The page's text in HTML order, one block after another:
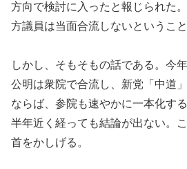
方向で検討に入ったと報じられた
方議員は当面合流しないということ
しかし、そもそもの話である。今
公明は衆院で合流し、新党「中道
ならば、参院も速やかに一本化す
半年近く経っても結論が出ない。
首をかしげる。